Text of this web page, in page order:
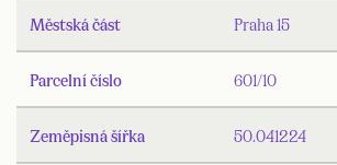
Městská část Praha 15
Parcelní číslo 601/10
Zeměpisná šířka 50.041224